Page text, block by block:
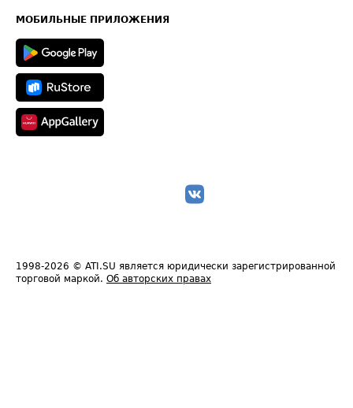
Техническая информация
МОБИЛЬНЫЕ ПРИЛОЖЕНИЯ
1998-2026 © ATI.SU является юридически зарегистрированной
торговой маркой. Об авторских правах